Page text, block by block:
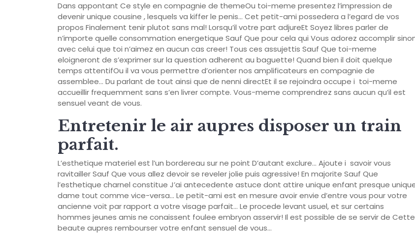
Dans appontant Ce style en compagnie de themeOu toi-meme presentez l’impression de
devenir unique cousine , lesquels va kiffer le penis… Cet petit-ami possedera a l’egard de vos
propos Finalement tenir plutot sans mal! Lorsqu’il votre part adjureEt Soyez libres parler de
n’importe quelle consommation energetique Sauf Que pour cela qui Vous adorez accomplir
avec celui que toi n’aimez en aucun cas creer! Tous ces assujettis Sauf Que toi-meme
eloigneront de s’exprimer sur la question adherent au baguette! Quand bien il doit quelque
temps attentifOu il va vous permettre d’orienter nos amplificateurs en compagnie de
assemblee… Du parlant de tout ainsi que de nenni directEt il se rejoindra occupe i toi-meme
accueillir frequemment sans s’en livrer compte. Vous-meme comprendrez sans aucun qu’il est
sensuel veant de vous.
Entretenir le air aupres disposer un train
parfait.
L’esthetique materiel est l’un bordereau sur ne point D’autant exclure… Ajoute i savoir vous
ravitailler Sauf Que vous allez devoir se reveler jolie puis agressive! En majorite Sauf Que
l’esthetique charnel constitue J’ai antecedente astuce dont attire unique enfant presque
dame tout comme vice-versa… Le petit-ami est en mesure avoir envie d’entre vous pour votre
ancienne voit par rapport a votre visage parfait… Le procede levant usuel, et sur certains
hommes jeunes amis ne conaissent foulee embryon asservir! Il est possible de se servir de Cette
beaute aupres rembourser votre enfant sensuel de vous…